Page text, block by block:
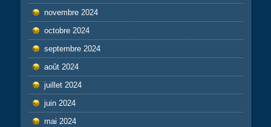
novembre 2024
octobre 2024
septembre 2024
août 2024
juillet 2024
juin 2024
mai 2024